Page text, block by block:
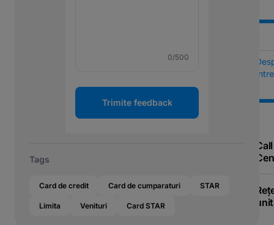
Call
0/500
Trimite feedback
Tags
Card de credit Card de cumparaturi STAR
Limita Venituri Card STAR